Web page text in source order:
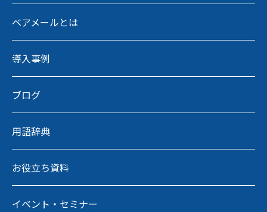
ベアメールとは
導入事例
ブログ
用語辞典
お役立ち資料
イベント・セミナー